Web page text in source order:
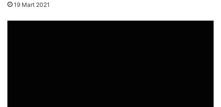
19 Mart 2021